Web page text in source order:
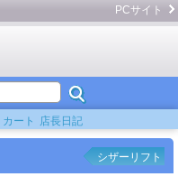
PCサイト
カート 店長日記
シザーリフト